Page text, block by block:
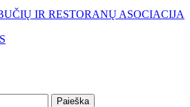
IR RESTORANŲ ASOCIACIJA